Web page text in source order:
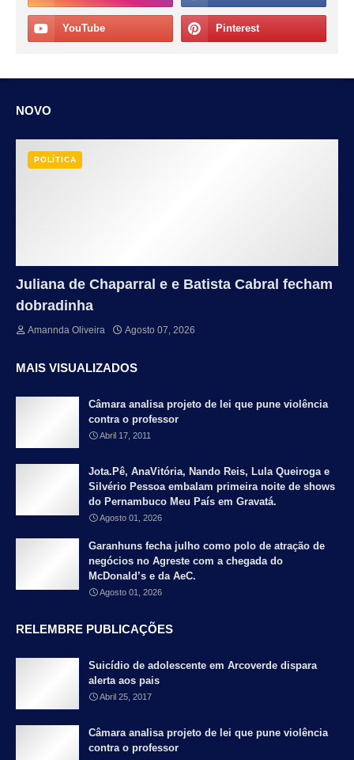
NOVO
POLÍTICA
Juliana de Chaparral e e Batista Cabral fecham
dobradinha
Amannda Oliveira Agosto 07, 2026
MAIS VISUALIZADOS
Câmara analisa projeto de lei que pune violência
contra o professor
Abril 17, 2011
Jota.Pê, AnaVitória, Nando Reis, Lula Queiroga e
Silvério Pessoa embalam primeira noite de shows
do Pernambuco Meu País em Gravatá.
Agosto 01, 2026
Garanhuns fecha julho como polo de atração de
negócios no Agreste com a chegada do
McDonald’s e da AeC.
Agosto 01, 2026
RELEMBRE PUBLICAÇÕES
Suicídio de adolescente em Arcoverde dispara
alerta aos pais
Abril 25, 2017
Câmara analisa projeto de lei que pune violência
contra o professor